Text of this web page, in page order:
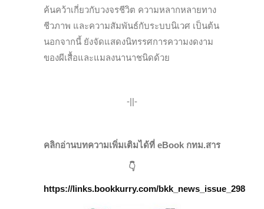
ค้นคว้าเกี่ยวกับวงจรชีวิต ความหลากหลายทาง
ชีวภาพ และความสัมพันธ์กับระบบนิเวศ เป็นต้น
นอกจากนี้ ยังจัดแสดงนิทรรศการความงดงาม
ของผีเสื้อและแมลงนานาชนิดด้วย
-||-
คลิกอ่านบทความเพิ่มเติมได้ที่ eBook กทม.สาร
👇
https://links.bookkurry.com/bkk_news_issue_298